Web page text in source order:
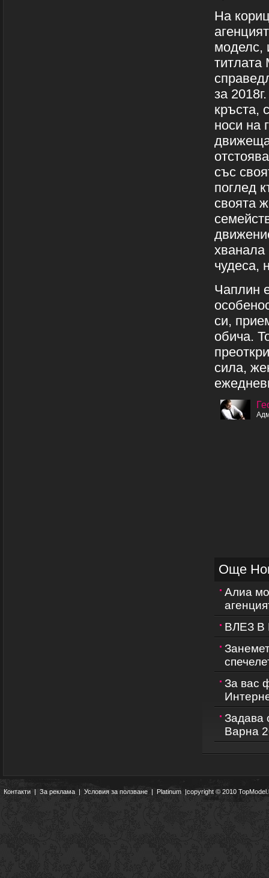
На
моделс,
титлата
за
кръста,
носи на
със
поглед
своята
хванала
чудеса,
Чаплин
си,
обича.
сила,
Още
Алиа
ВЛЕЗ
За вас
Задава
Варна
Контакти|За реклама | Условия за ползване | Platinum |copyright © 2010